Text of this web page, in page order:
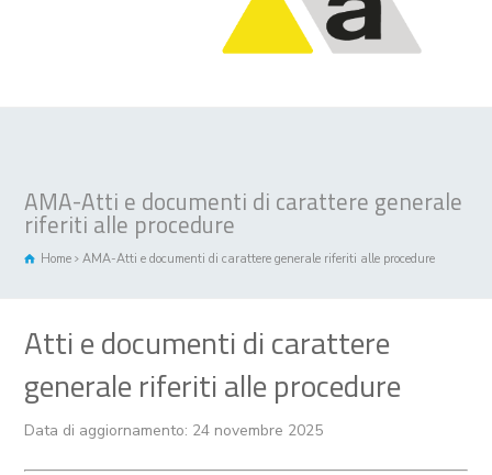
AMA-Atti e documenti di carattere generale
riferiti alle procedure
Home AMA-Atti e documenti di carattere generale riferiti alle procedure
Atti e documenti di carattere
generale riferiti alle procedure
Data di aggiornamento: 24 novembre 2025